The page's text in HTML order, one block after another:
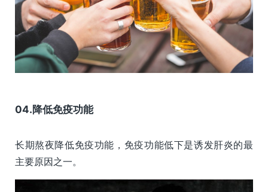
04.降低免疫功能
长期熬夜降低免疫功能，免疫功能低下是诱发肝炎的最
主要原因之一。